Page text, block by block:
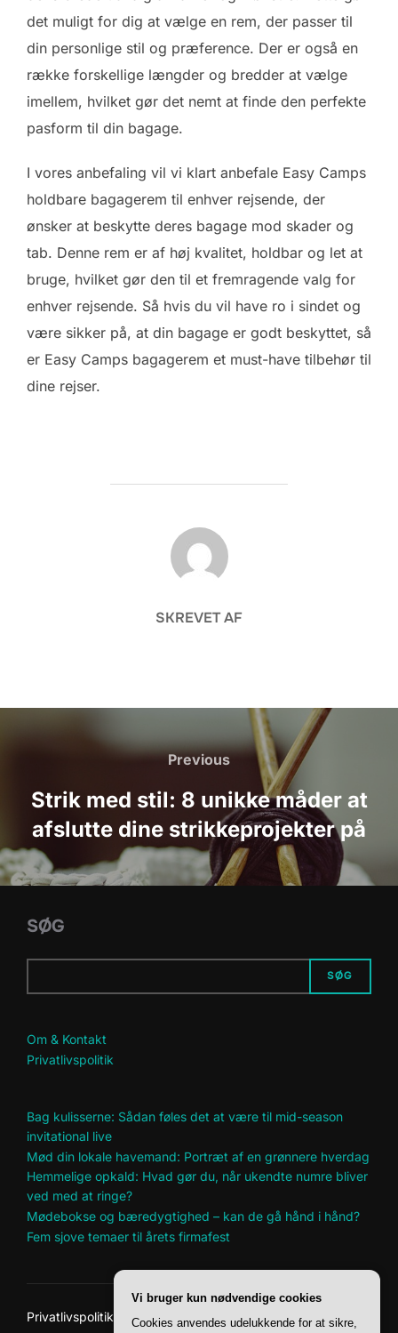
det muligt for dig at vælge en rem, der passer til
din personlige stil og præference. Der er også en
række forskellige længder og bredder at vælge
imellem, hvilket gør det nemt at finde den perfekte
pasform til din bagage.
I vores anbefaling vil vi klart anbefale Easy Camps
holdbare bagagerem til enhver rejsende, der
ønsker at beskytte deres bagage mod skader og
tab. Denne rem er af høj kvalitet, holdbar og let at
bruge, hvilket gør den til et fremragende valg for
enhver rejsende. Så hvis du vil have ro i sindet og
være sikker på, at din bagage er godt beskyttet, så
er Easy Camps bagagerem et must-have tilbehør til
dine rejser.
FORFATTER
SKREVET AF
Indlægsnavigation
Previous
Previous
Strik med stil: 8 unikke måder at
afslutte dine strikkeprojekter på
SØG
SØG
Om & Kontakt
Privatlivspolitik
Bag kulisserne: Sådan føles det at være til mid-season
invitational live
Mød din lokale havemand: Portræt af en grønnere hverdag
Hemmelige opkald: Hvad gør du, når ukendte numre bliver
ved med at ringe?
Mødebokse og bæredygtighed – kan de gå hånd i hånd?
Fem sjove temaer til årets firmafest
Privatlivspolitik
Vi bruger kun nødvendige cookies
Cookies anvendes udelukkende for at sikre,